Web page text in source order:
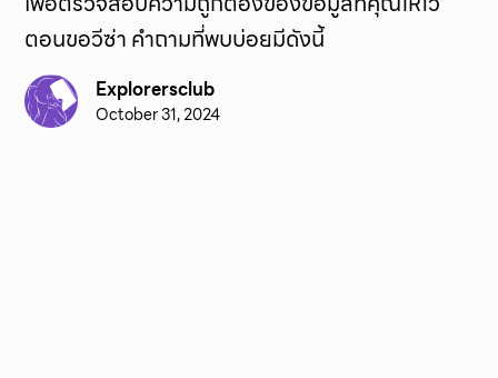
ตอนขอวีซ่า คำถามที่พบบ่อยมีดังนี้
Explorersclub
October 31, 2024